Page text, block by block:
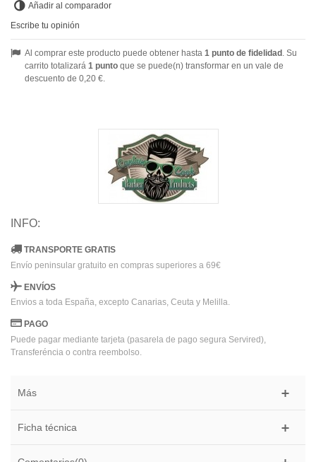
Añadir al comparador
Escribe tu opinión
Al comprar este producto puede obtener hasta 1 punto de fidelidad . Su
carrito totalizará 1 punto que se puede(n) transformar en un vale de
descuento de 0,20 €.
INFO:
TRANSPORTE GRATIS
Envío peninsular gratuito en compras superiores a 69€
ENVÍOS
Envios a toda España, excepto Canarias, Ceuta y Melilla.
PAGO
Puede pagar mediante tarjeta (pasarela de pago segura Servired),
Transferéncia o contra reembolso.
Más
Ficha técnica